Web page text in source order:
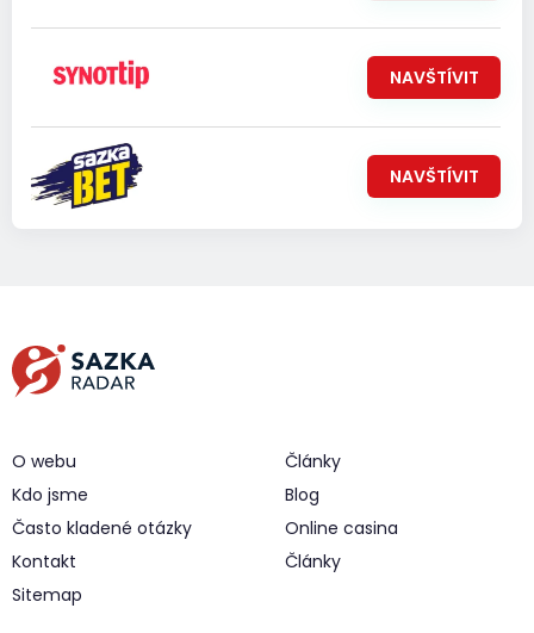
NAVŠTÍVIT
NAVŠTÍVIT
O webu
Kdo jsme
Často kladené otázky
Kontakt
Sitemap
Články
Blog
Online casina
Články